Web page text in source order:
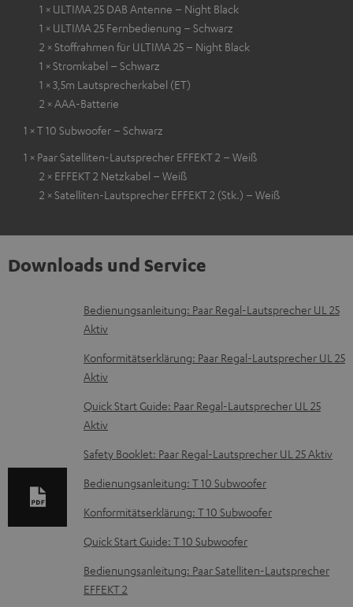
1 × ULTIMA 25 DAB Antenne – Night Black
1 × ULTIMA 25 Fernbedienung – Schwarz
2 × Stoffrahmen für ULTIMA 25 – Night Black
1 × Stromkabel – Schwarz
1 × 3,5m Lautsprecherkabel (ET)
2 × AAA-Batterie
1 × T 10 Subwoofer – Schwarz
1 × Paar Satelliten-Lautsprecher EFFEKT 2 – Weiß
2 × EFFEKT 2 Netzkabel – Weiß
2 × Satelliten-Lautsprecher EFFEKT 2 (Stk.) – Weiß
Downloads und Service
D
o
k
u
m
e
n
t
z
u
m
H
Bedienungsanleitung: Paar Regal-Lautsprecher UL 25
Aktiv
Konformitätserklärung: Paar Regal-Lautsprecher UL 25
Aktiv
Quick Start Guide: Paar Regal-Lautsprecher UL 25
Aktiv
Safety Booklet: Paar Regal-Lautsprecher UL 25 Aktiv
Bedienungsanleitung: T 10 Subwoofer
Konformitätserklärung: T 10 Subwoofer
Quick Start Guide: T 10 Subwoofer
Bedienungsanleitung: Paar Satelliten-Lautsprecher
EFFEKT 2